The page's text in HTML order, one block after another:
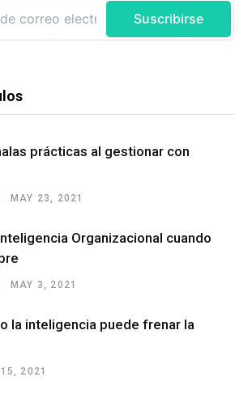
prácticas al gestionar con
MAY 23, 2021
Organizacional cuando
MAY 3, 2021
la inteligencia puede frenar la
2021